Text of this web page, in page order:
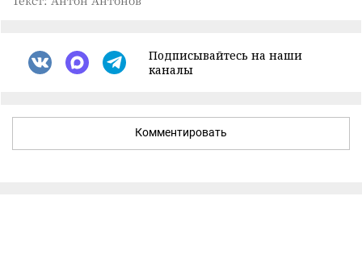
Подписывайтесь на наши
каналы
Комментировать